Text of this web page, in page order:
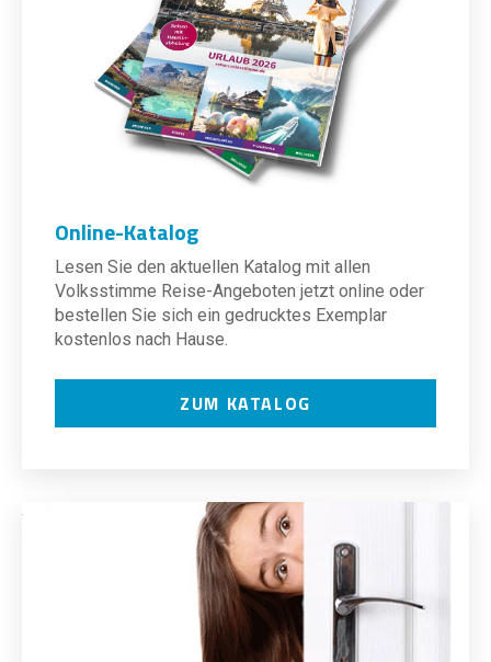
Online-Katalog
Lesen Sie den aktuellen Katalog mit allen
Volksstimme Reise-Angeboten jetzt online oder
bestellen Sie sich ein gedrucktes Exemplar
kostenlos nach Hause.
ZUM KATALOG